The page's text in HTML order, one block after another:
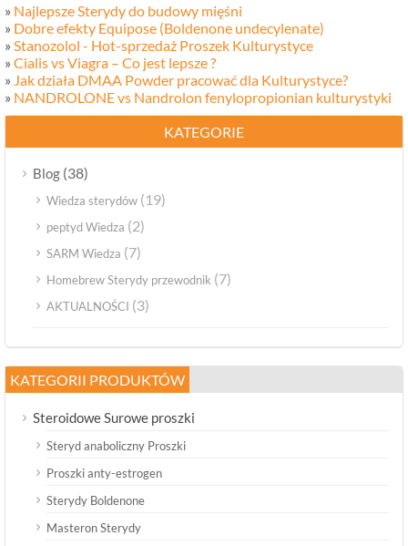
» Najlepsze Sterydy do budowy mięśni
» Dobre efekty Equipose (Boldenone undecylenate)
» Stanozolol - Hot-sprzedaż Proszek Kulturystyce
» Cialis vs Viagra – Co jest lepsze ?
» Jak działa DMAA Powder pracować dla Kulturystyce?
» NANDROLONE vs Nandrolon fenylopropionian kulturystyki
KATEGORIE
Blog (38)
Wiedza sterydów (19)
peptyd Wiedza (2)
SARM Wiedza (7)
Homebrew Sterydy przewodnik (7)
AKTUALNOŚCI (3)
KATEGORII PRODUKTÓW
Steroidowe Surowe proszki
Steryd anaboliczny Proszki
Proszki anty-estrogen
Sterydy Boldenone
Masteron Sterydy